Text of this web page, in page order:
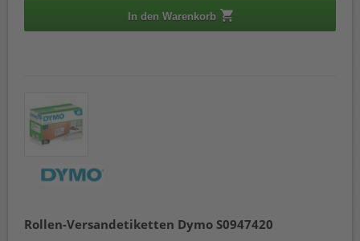
In den Warenkorb
Rollen-Versandetiketten Dymo S0947420